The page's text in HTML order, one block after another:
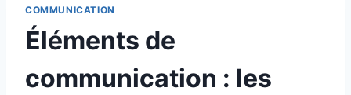
COMMUNICATION
Éléments de
communication : les